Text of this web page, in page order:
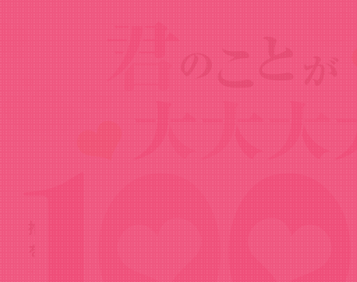
News
推しシーンランキング動画の院田唐音編
を公開！